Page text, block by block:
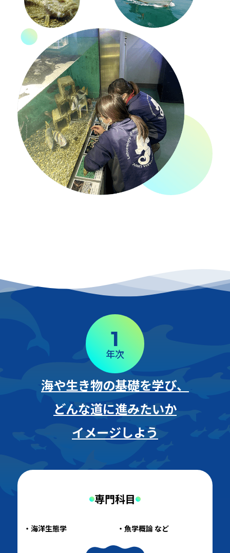
1
年次
海や生き物の基礎を学び、
どんな道に進みたいか
イメージしよう
専門科目
海洋生態学 魚学概論 など